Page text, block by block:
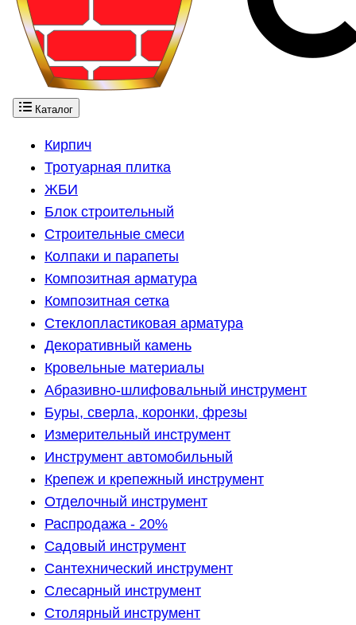
Каталог
Кирпич
Тротуарная плитка
ЖБИ
Блок строительный
Строительные смеси
Колпаки и парапеты
Композитная арматура
Композитная сетка
Стеклопластиковая арматура
Декоративный камень
Кровельные материалы
Абразивно-шлифовальный инструмент
Буры, сверла, коронки, фрезы
Измерительный инструмент
Инструмент автомобильный
Крепеж и крепежный инструмент
Отделочный инструмент
Распродажа - 20%
Садовый инструмент
Сантехнический инструмент
Слесарный инструмент
Столярный инструмент